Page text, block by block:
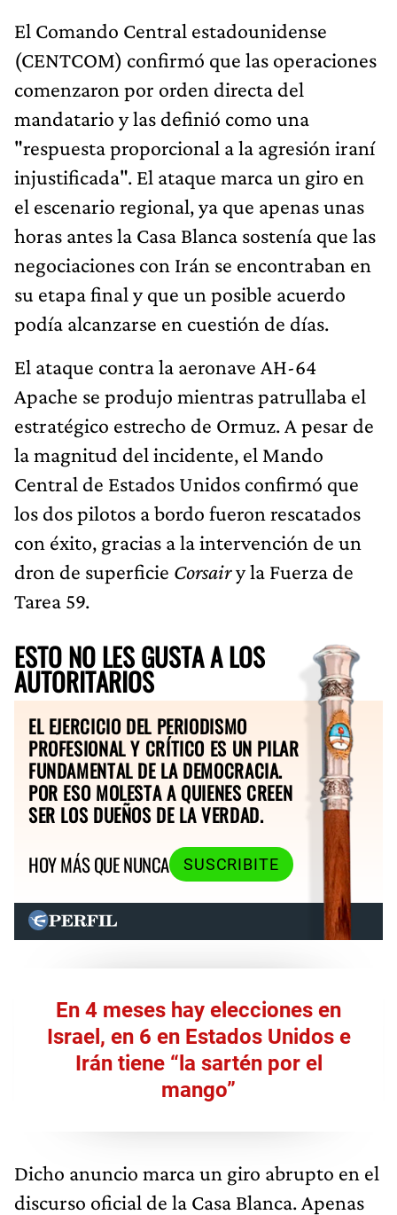
El Comando Central estadounidense
(CENTCOM) confirmó que las operaciones
comenzaron por orden directa del
mandatario y las definió como una
"respuesta proporcional a la agresión iraní
injustificada". El ataque marca un giro en
el escenario regional, ya que apenas unas
horas antes la Casa Blanca sostenía que las
negociaciones con Irán se encontraban en
su etapa final y que un posible acuerdo
podía alcanzarse en cuestión de días.
El ataque contra la aeronave AH-64
Apache se produjo mientras patrullaba el
estratégico estrecho de Ormuz. A pesar de
la magnitud del incidente, el Mando
Central de Estados Unidos confirmó que
los dos pilotos a bordo fueron rescatados
con éxito, gracias a la intervención de un
dron de superficie Corsairy la Fuerza de
Tarea 59.
ESTO NO LES GUSTA A LOS
AUTORITARIOS
EL EJERCICIO DEL PERIODISMO
PROFESIONAL Y CRÍTICO ES UN PILAR
FUNDAMENTAL DE LA DEMOCRACIA.
POR ESO MOLESTA A QUIENES CREEN
SER LOS DUEÑOS DE LA VERDAD.
HOY MÁS QUE NUNCA
SUSCRIBITE
En 4 meses hay elecciones en
Israel, en 6 en Estados Unidos e
Irán tiene “la sartén por el
mango”
Dicho anuncio marca un giro abrupto en el
discurso oficial de la Casa Blanca. Apenas